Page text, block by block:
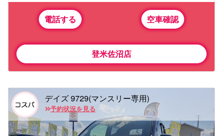
電話する 空車確認
登米佐沼店
デイズ 9729(マンスリー専用)
予約状況を見る